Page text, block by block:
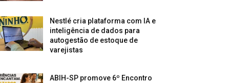
Nestlé cria plataforma com IA e
inteligência de dados para
autogestão de estoque de
varejistas
ABIH-SP promove 6º Encontro